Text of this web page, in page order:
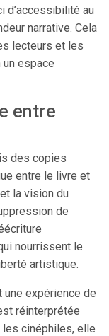
d’accessibilité au
narrative. Cela
lecteurs et les
un espace
entre
des copies
entre le livre et
la vision du
de
nourrissent le
artistique.
une expérience de
réinterprétée
cinéphiles, elle